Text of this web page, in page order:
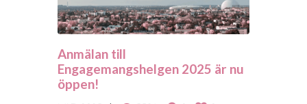
Anmälan till
Engagemangshelgen 2025 är nu
öppen!